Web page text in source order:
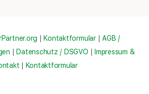
Kontaktformular| AGB /
Datenschutz / DSGVO
Impressum &
Kontaktformular